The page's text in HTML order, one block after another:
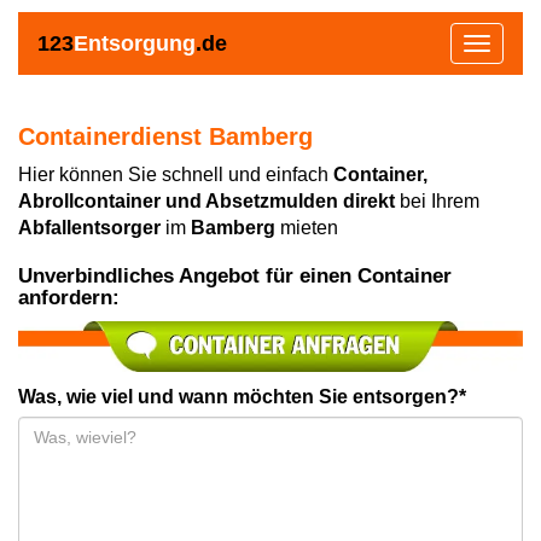
123Entsorgung.de
Toggle
Containerdienst Bamberg
Hier können Sie schnell und einfach Container,
Abrollcontainer und Absetzmulden direkt bei Ihrem
Abfallentsorger im Bamberg mieten
Unverbindliches Angebot für einen Container
anfordern:
Was, wie viel und wann möchten Sie entsorgen?*